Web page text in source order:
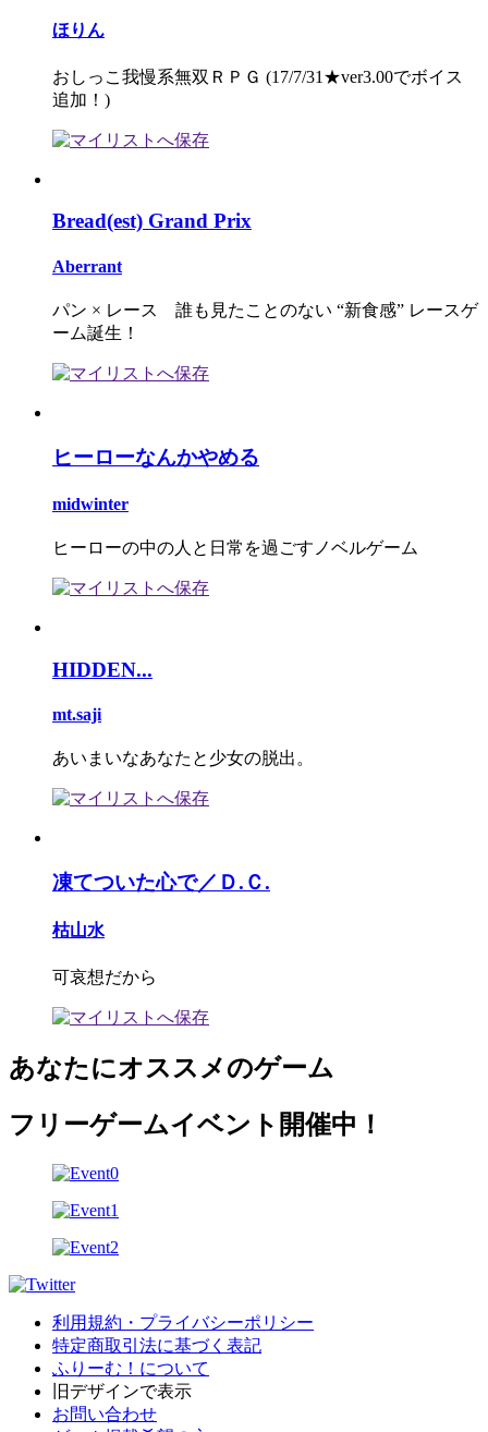
ほりん
おしっこ我慢系無双ＲＰＧ (17/7/31★ver3.00でボイス
追加！)
Bread(est) Grand Prix
Aberrant
パン × レース 誰も見たことのない “新食感” レースゲ
ーム誕生！
ヒーローなんかやめる
midwinter
ヒーローの中の人と日常を過ごすノベルゲーム
HIDDEN...
mt.saji
あいまいなあなたと少女の脱出。
凍てついた心で／Ｄ.Ｃ.
枯山水
可哀想だから
あなたにオススメのゲーム
フリーゲームイベント開催中！
利用規約・プライバシーポリシー
特定商取引法に基づく表記
ふりーむ！について
旧デザインで表示
お問い合わせ